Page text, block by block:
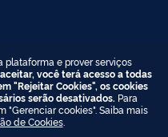
plataforma e prover serviços
você terá acesso a todas
"Rejeitar Cookies", os cookies
serão desativados. Para
"Gerenciar cookies". Saiba mais
de Cookies.